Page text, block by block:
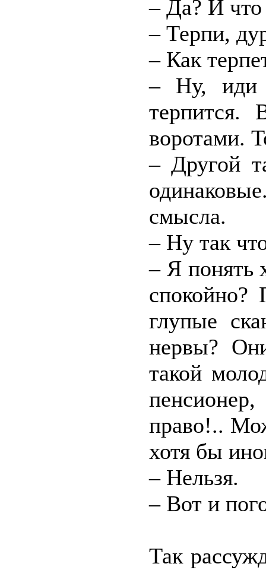
– Да? И
– Терпи,
– Как
– Ну, иди
терпится.
воротами.
– Другой
смысла.
– Ну так
– Я понять
спокойно?
глупые
нервы?
такой
право!..
хотя бы
– Нельзя.
– Вот и
Так